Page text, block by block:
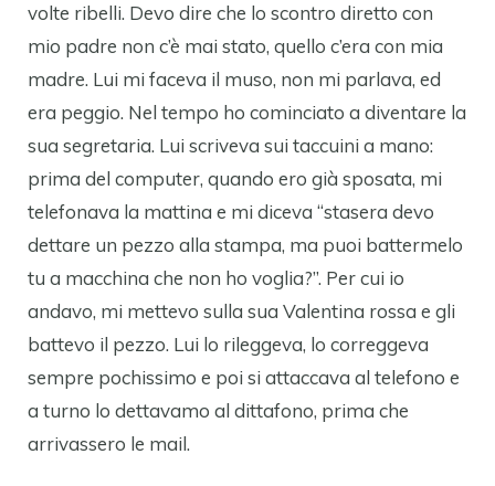
volte ribelli. Devo dire che lo scontro diretto con
mio padre non c’è mai stato, quello c’era con mia
madre. Lui mi faceva il muso, non mi parlava, ed
era peggio. Nel tempo ho cominciato a diventare la
sua segretaria. Lui scriveva sui taccuini a mano:
prima del computer, quando ero già sposata, mi
telefonava la mattina e mi diceva “stasera devo
dettare un pezzo alla stampa, ma puoi battermelo
tu a macchina che non ho voglia?”. Per cui io
andavo, mi mettevo sulla sua Valentina rossa e gli
battevo il pezzo. Lui lo rileggeva, lo correggeva
sempre pochissimo e poi si attaccava al telefono e
a turno lo dettavamo al dittafono, prima che
arrivassero le mail.